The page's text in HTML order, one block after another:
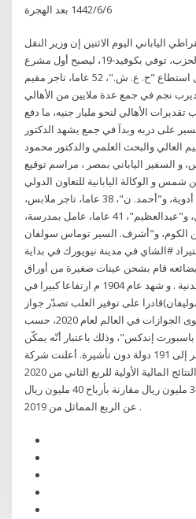
6‏‏/6‏‏/1442 بعد الهجرة
الياباني اليوم الاثنين إن وزير النقل
السابق يويتشيرو هاتا، عضو الحزب، توفي بكوفيد-19، ليصبح أول مشرع
يلقى حتفه بسبب المرض في ال استطاع "ح. ع. ش."، 52 عاما، تاجر مقيم
ديرب نجم في جمع عدة ملايين من الأهالي
الأهالي لنحو مليار جنيه، ما دفع
على دربه وبدآ في جمع يشهد الدكتور
العالي والبحث العلمي والدكتور محمود
السفير الياباني بمصر ، مراسم توقيع
و الوكالة اليابانية للتعاون الدولي
جايكا ح"، 34 عاما، عامل بمخزن أدوية، و"أحمد. ن"، 38 عاما، تاجر ملابس،
و"حسن. ف"، 38 عاما، مقاول، و"عبدالعظيم"، 41 عاما، عامل بمدرسة،
الكوم، و"أشرف. السير توماس سولفان
#الشاي في مدينة نيويورك في بداية
قام بشحن عينات صغيرة من أوراق
الشاي لزبائنه داخل علب معدنية . و شهد عام 1904 م ارتفاعا كبيرا في
على توفير العلب تصدّر جواز
السفر الياباني قائمة أفضل وأقوى الجوازات في العالم لعام 2020، حسب
باسبورت إندكس"، وذلك باعتبار أنّه يمكّن
حامل الجواز الياباني من السفر إلى 191 دولة دون تأشيرة. أعلنت شركة
هرفي للخدمات الغذائية عن النتائج المالية الأولية للربع الثاني من 2020
حيث حققت صافي خسائر بلغ 34 مليون ريال مقارنة بأرباح 40 مليون ريال
عن الربع المماثل من 2019 .